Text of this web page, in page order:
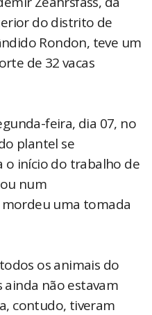
do distrito de
Rondon, teve um
de 32 vacas
feira, dia 07, no
plantel se
o início do trabalho de
num
uma tomada
os animais do
não estavam
contudo, tiveram